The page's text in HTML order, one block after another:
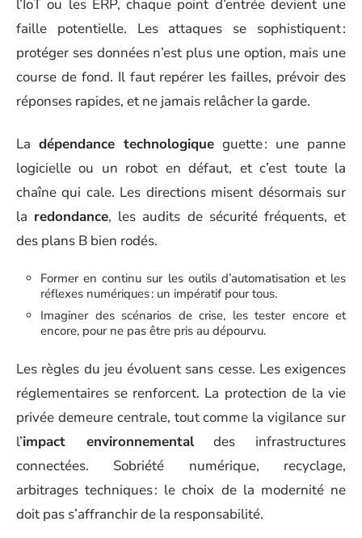
l’IoT ou les ERP, chaque point d’entrée devient une
faille potentielle. Les attaques se sophistiquent :
protéger ses données n’est plus une option, mais une
course de fond. Il faut repérer les failles, prévoir des
réponses rapides, et ne jamais relâcher la garde.
La dépendance technologique guette : une panne
logicielle ou un robot en défaut, et c’est toute la
chaîne qui cale. Les directions misent désormais sur
la redondance, les audits de sécurité fréquents, et
des plans B bien rodés.
Former en continu sur les outils d’automatisation et les
réflexes numériques : un impératif pour tous.
Imaginer des scénarios de crise, les tester encore et
encore, pour ne pas être pris au dépourvu.
Les règles du jeu évoluent sans cesse. Les exigences
réglementaires se renforcent. La protection de la vie
privée demeure centrale, tout comme la vigilance sur
l’impact environnementaldes infrastructures
connectées. Sobriété numérique, recyclage,
arbitrages techniques : le choix de la modernité ne
doit pas s’affranchir de la responsabilité.